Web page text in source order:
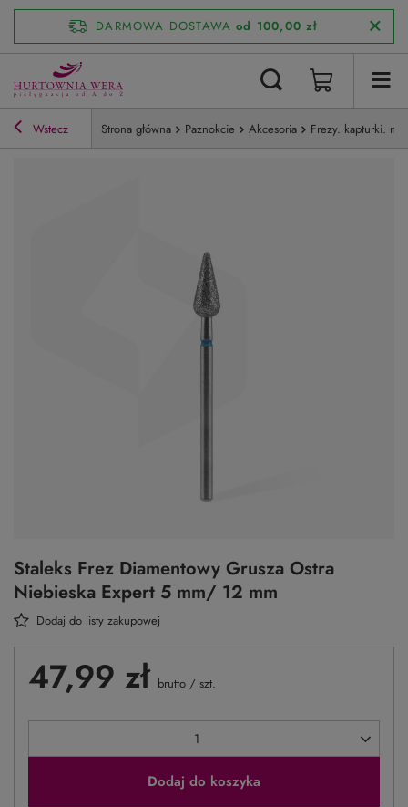
DARMOWA DOSTAWA od 100,00 zł
Wstecz Strona główna Paznokcie Akcesoria Frezy. kapturki.
Staleks Frez Diamentowy Grusza Ostra
Niebieska Expert 5 mm/ 12 mm
Dodaj do listy zakupowej
47,99 zł brutto / szt.
Dodaj do koszyka